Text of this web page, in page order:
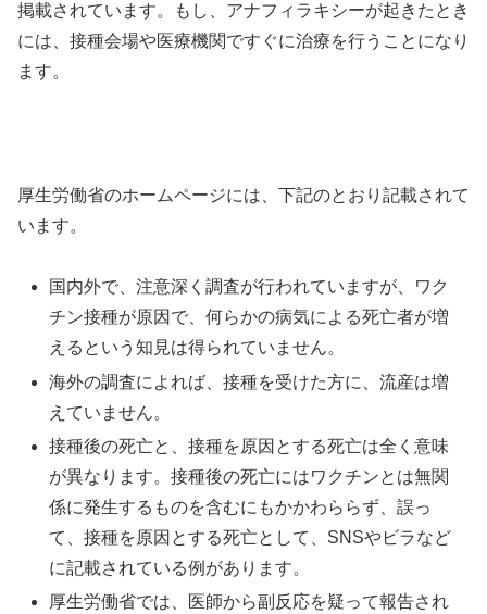
掲載されています。もし、アナフィラキシーが起きたとき
には、接種会場や医療機関ですぐに治療を行うことになり
ます。
厚生労働省のホームページには、下記のとおり記載されて
います。
国内外で、注意深く調査が行われていますが、ワク
チン接種が原因で、何らかの病気による死亡者が増
えるという知見は得られていません。
海外の調査によれば、接種を受けた方に、流産は増
えていません。
接種後の死亡と、接種を原因とする死亡は全く意味
が異なります。接種後の死亡にはワクチンとは無関
係に発生するものを含むにもかかわららず、誤っ
て、接種を原因とする死亡として、SNSやビラなど
に記載されている例があります。
厚生労働省では、医師から副反応を疑って報告され